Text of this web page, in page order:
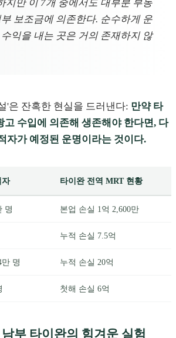
지만 이 7개 중에서도 대부분 부동
보조금에 의존한다. 순수하게 운
익을 내는 곳은 거의 존재하지 않
'은 잔혹한 현실을 드러낸다: 만약 타
고 수입에 의존해 생존해야 한다면, 다
자가 예정된 운명이라는 것이다.
자 타이완 전역 MRT 현황
명 본업 손실 1억 2,600만
누적 손실 7.5억
명 누적 손실 20억
첫해 손실 6억
부 타이완의 힘겨운 실험